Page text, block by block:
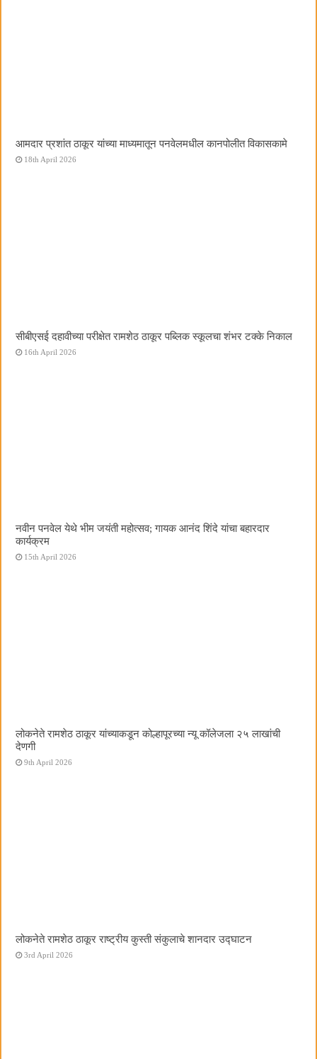
आमदार प्रशांत ठाकूर यांच्या माध्यमातून पनवेलमधील कानपोलीत विकासकामे
18th April 2026
सीबीएसई दहावीच्या परीक्षेत रामशेठ ठाकूर पब्लिक स्कूलचा शंभर टक्के निकाल
16th April 2026
नवीन पनवेल येथे भीम जयंती महोत्सव; गायक आनंद शिंदे यांचा बहारदार
कार्यक्रम
15th April 2026
लोकनेते रामशेठ ठाकूर यांच्याकडून कोल्हापूरच्या न्यू कॉलेजला २५ लाखांची
देणगी
9th April 2026
लोकनेते रामशेठ ठाकूर राष्ट्रीय कुस्ती संकुलाचे शानदार उद्घाटन
3rd April 2026